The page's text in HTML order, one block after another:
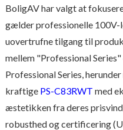
BoligAV har valgt at
gælder professionelle 100V-
uovertrufne tilgang til
mellem "Professional Series"
Professional Series,
kraftige PS-C83RWT med
æstetikken fra deres
robusthed og certificering